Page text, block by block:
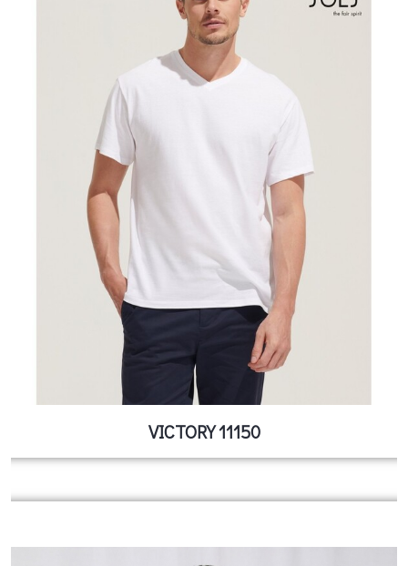
VICTORY 11150